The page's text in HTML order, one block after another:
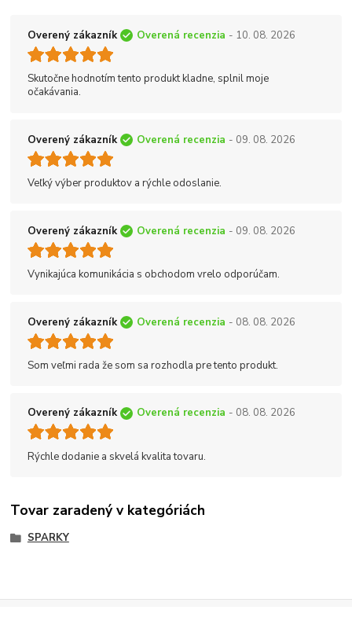
Overený zákazník Overená recenzia - 10. 08. 2026
Skutočne hodnotím tento produkt kladne, splnil moje
očakávania.
Overený zákazník Overená recenzia - 09. 08. 2026
Veľký výber produktov a rýchle odoslanie.
Overený zákazník Overená recenzia - 09. 08. 2026
Vynikajúca komunikácia s obchodom vrelo odporúčam.
Overený zákazník Overená recenzia - 08. 08. 2026
Som veľmi rada že som sa rozhodla pre tento produkt.
Overený zákazník Overená recenzia - 08. 08. 2026
Rýchle dodanie a skvelá kvalita tovaru.
Tovar zaradený v kategóriách
SPARKY